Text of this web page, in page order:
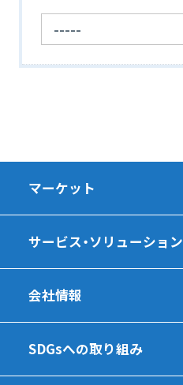
マーケット
サービス・ソリューション
会社情報
SDGsへの取り組み